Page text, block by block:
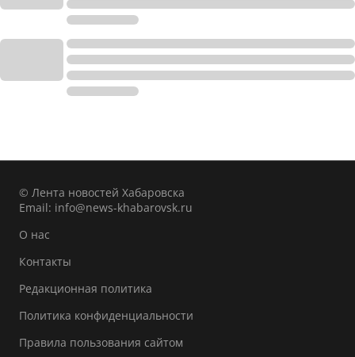
© Лента новостей Хабаровска
Email: info@news-khabarovsk.ru
О нас
Контакты
Редакционная политика
Политика конфиденциальности
Правила пользования сайтом